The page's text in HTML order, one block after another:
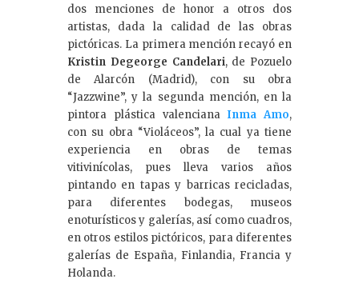
dos menciones de honor a otros dos
artistas, dada la calidad de las obras
pictóricas. La primera mención recayó en
Kristin Degeorge Candelari, de Pozuelo
de Alarcón (Madrid), con su obra
“Jazzwine”, y la segunda mención, en la
pintora plástica valenciana Inma Amo,
con su obra “Violáceos”, la cual ya tiene
experiencia en obras de temas
vitivinícolas, pues lleva varios años
pintando en tapas y barricas recicladas,
para diferentes bodegas, museos
enoturísticos y galerías, así como cuadros,
en otros estilos pictóricos, para diferentes
galerías de España, Finlandia, Francia y
Holanda.